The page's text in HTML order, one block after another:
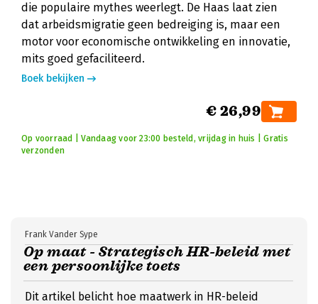
die populaire mythes weerlegt. De Haas laat zien
dat arbeidsmigratie geen bedreiging is, maar een
motor voor economische ontwikkeling en innovatie,
mits goed gefaciliteerd.
Boek bekijken
€ 26,99
Op voorraad | Vandaag voor 23:00 besteld, vrijdag in huis | Gratis
verzonden
Op maat - Strategisch HR-beleid met
een persoonlijke toets
Frank Vander Sype
Dit artikel belicht hoe maatwerk in HR-beleid